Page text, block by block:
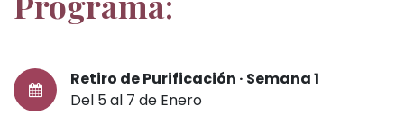
Retiro de Purificación · Semana 1
Del 5 al 7 de Enero